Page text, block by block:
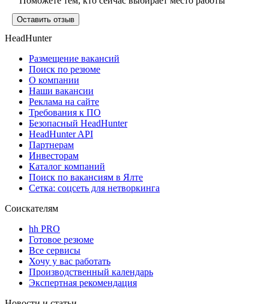
Оставить отзыв
HeadHunter
Размещение вакансий
Поиск по резюме
О компании
Наши вакансии
Реклама на сайте
Требования к ПО
Безопасный HeadHunter
HeadHunter API
Партнерам
Инвесторам
Каталог компаний
Поиск по вакансиям в Ялте
Сетка: соцсеть для нетворкинга
Соискателям
hh PRO
Готовое резюме
Все сервисы
Хочу у вас работать
Производственный календарь
Экспертная рекомендация